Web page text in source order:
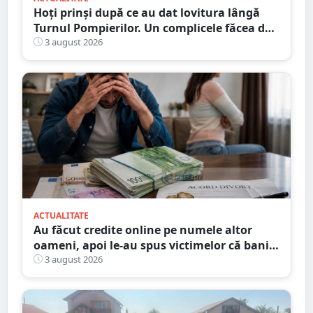
Hoți prinși după ce au dat lovitura lângă
Turnul Pompierilor. Un complicele făcea de
pază
3 august 2026
ACTUALITATE
Au făcut credite online pe numele altor
oameni, apoi le-au spus victimelor că banii
sunt din... moștenire
3 august 2026